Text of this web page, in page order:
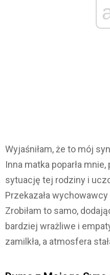
Wyjaśniłam, że to mój
Inna matka poparła
sytuację tej rodziny i
Przekazała
Zrobiłam to samo,
bardziej wrażliwe i
zamilkła, a atmosfera